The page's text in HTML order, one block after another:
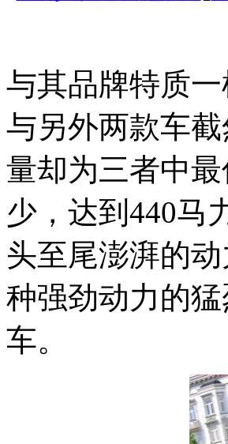
与其品牌特质一
与另外两款车
量却为三者中
少，达到440马
头至尾澎湃的
种强劲动力的
车。